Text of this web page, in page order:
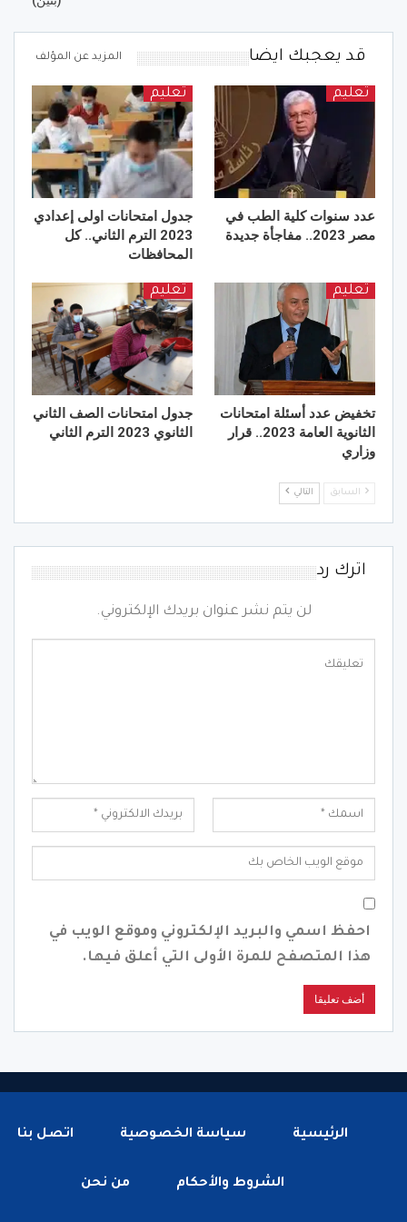
قد يعجبك ايضا المزيد عن المؤلف
تعليم
عدد سنوات كلية الطب في
مصر 2023.. مفاجأة جديدة
تعليم
جدول امتحانات اولى إعدادي
2023 الترم الثاني.. كل
المحافظات
تعليم
تخفيض عدد أسئلة امتحانات
الثانوية العامة 2023.. قرار
وزاري
تعليم
جدول امتحانات الصف الثاني
الثانوي 2023 الترم الثاني
السابق التالي
اترك رد
لن يتم نشر عنوان بريدك الإلكتروني.
احفظ اسمي والبريد الإلكتروني وموقع الويب في
هذا المتصفح للمرة الأولى التي أعلق فيها.
الرئيسية سياسة الخصوصية اتصل بنا
الشروط والأحكام من نحن